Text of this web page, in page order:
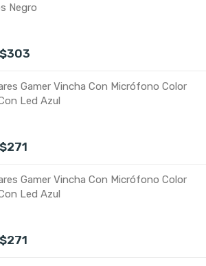
Negro
$303
Gamer Vincha Con Micrófono Color
Led Azul
$271
Gamer Vincha Con Micrófono Color
Led Azul
$271